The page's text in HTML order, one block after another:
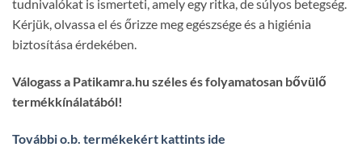
tudnivalókat is ismerteti, amely egy ritka, de súlyos betegség.
Kérjük, olvassa el és őrizze meg egészsége és a higiénia
biztosítása érdekében.
Válogass a Patikamra.hu széles és folyamatosan bővülő
termékkínálatából!
További o.b. termékekért kattints ide